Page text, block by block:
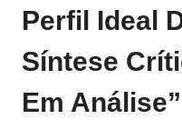
Perfil Ideal
Síntese
Em Análise”